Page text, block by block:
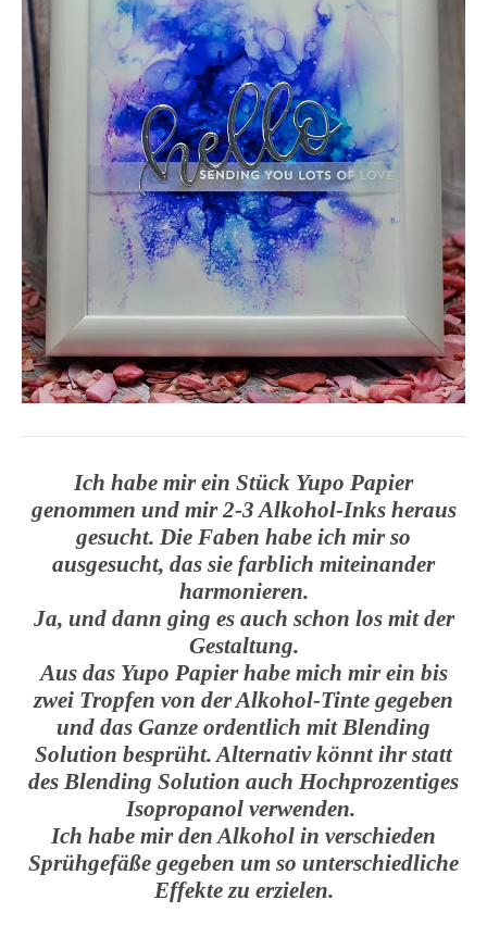
Ich habe mir ein Stück Yupo Papier
genommen und mir 2-3 Alkohol-Inks heraus
gesucht. Die Faben habe ich mir so
ausgesucht, das sie farblich miteinander
harmonieren.
Ja, und dann ging es auch schon los mit der
Gestaltung.
Aus das Yupo Papier habe mich mir ein bis
zwei Tropfen von der Alkohol-Tinte gegeben
und das Ganze ordentlich mit Blending
Solution besprüht. Alternativ könnt ihr statt
des Blending Solution auch Hochprozentiges
Isopropanol verwenden.
Ich habe mir den Alkohol in verschieden
Sprühgefäße gegeben um so unterschiedliche
Effekte zu erzielen.